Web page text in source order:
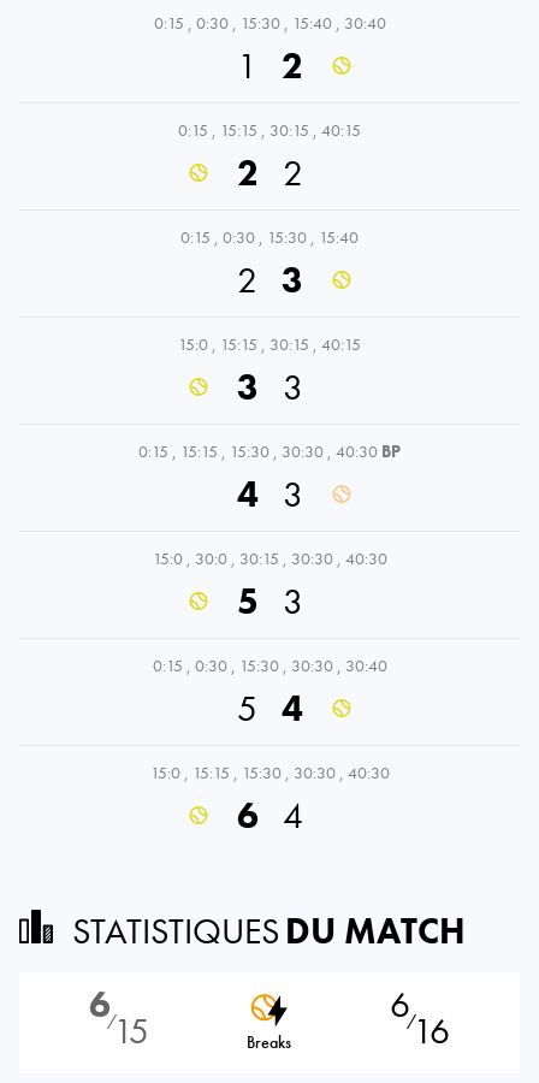
0:15 , 0:30 , 15:30 , 15:40 , 30:40
1 2
0:15 , 15:15 , 30:15 , 40:15
2 2
0:15 , 0:30 , 15:30 , 15:40
2 3
15:0 , 15:15 , 30:15 , 40:15
3 3
0:15 , 15:15 , 15:30 , 30:30 , 40:30 BP
4 3
15:0 , 30:0 , 30:15 , 30:30 , 40:30
5 3
0:15 , 0:30 , 15:30 , 30:30 , 30:40
5 4
15:0 , 15:15 , 15:30 , 30:30 , 40:30
6 4
STATISTIQUES DU MATCH
6⁄15 Breaks
6⁄16